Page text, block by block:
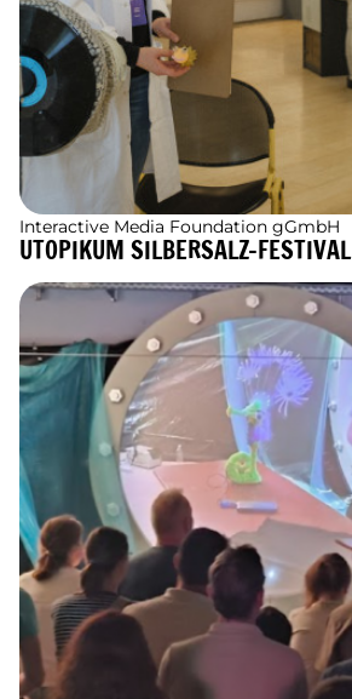
Interactive Media Foundation gGmbH
UTOPIKUM SILBERSALZ-FESTIVAL